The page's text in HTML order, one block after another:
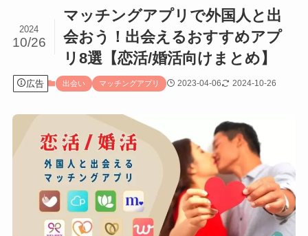
マッチングアプリで外国人と出
会おう！出会えるおすすめアプ
リ8選【恋活/婚活向けまとめ】
2024
10/26
広告 出会い マッチングアプリ 2023-04-06 2024-10-26